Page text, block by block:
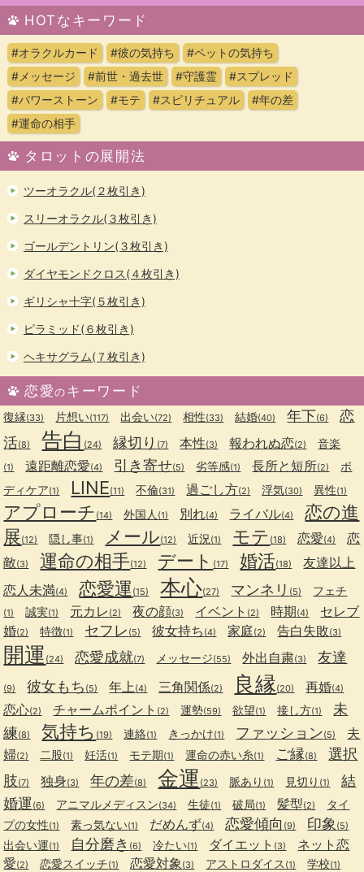
HOTなキーワード
#オラクルカード #彼の気持ち
#ペットの気持ち
#メッセージ
#前世・過去世 #守護霊
#スプレッド
#パワーストーン
#モテ #スピリチュアル
#年の差
#運命の相手
タロットの展開法
ツーオラクル(２枚引き)
スリーオラクル(３枚引き)
ゴールデントリン(３枚引き)
ダイヤモンドクロス(４枚引き)
ギリシャ十字(５枚引き)
ピラミッド(６枚引き)
ヘキサグラム(７枚引き)
恋愛のキーワード
復縁(33) 片想い(117) 出会い(72) 相性(33) 結婚(40) 年下(6)
恋
活(8) 告白 (24) 縁切り (7) 本性(3) 報われぬ恋(2) 音楽
(1) 遠距離恋愛(4) 引き寄せ(5) 劣等感(1) 長所と短所(2)
ボ
ディケア(1) LINE(11) 不倫(31) 過ごし方(2) 浮気(30) 異性(1)
アプローチ (14) 外国人 (1) 別れ(4) ライバル(4)
恋の進
展(12) 隠し事(1) メール(12) 近況(1) モテ (18) 恋愛(4)
恋
敵(3) 運命の相手(12) デート (17) 婚活(18)
友達以上
恋人未満(4) 恋愛運 (15) 本心(27) マンネリ (5) フェチ
(1) 誠実(1) 元カレ (2) 夜の顔(3) イベント (2) 時期(4)
セレブ
婚(2) 特徴(1) セフレ (5) 彼女持ち (4) 家庭(2) 告白失敗(3)
開運 (24) 恋愛成就(7) メッセージ(55) 外出自粛(3) 友達
(9) 彼女もち (5) 年上(4) 三角関係(2) 良縁(20) 再婚(4)
恋心(2) チャームポイント (2) 運勢(59) 欲望(1) 接し方(1)
未
練(8) 気持ち (19) 連絡(1) きっかけ(1) ファッション(5)
夫
婦(2) 二股(1) 妊活(1) モテ期(1) 運命の赤い糸(1) ご縁(8)
選択
肢(7) 独身(3) 年の差(8) 金運 (23) 脈あり (1) 見切り (1)
結
婚運(6) アニマルメディスン(34) 生徒(1) 破局(1) 髪型(2)
タイ
プの女性(1) 素っ気ない(1) だめんず(4) 恋愛傾向 (9) 印象(5)
出会い運(1) 自分磨き (6) 冷たい(1) ダイエット (3)
ネット恋
愛(2) 恋愛スイッチ(1) 恋愛対象(3) アストロダイス (1) 学校(1)